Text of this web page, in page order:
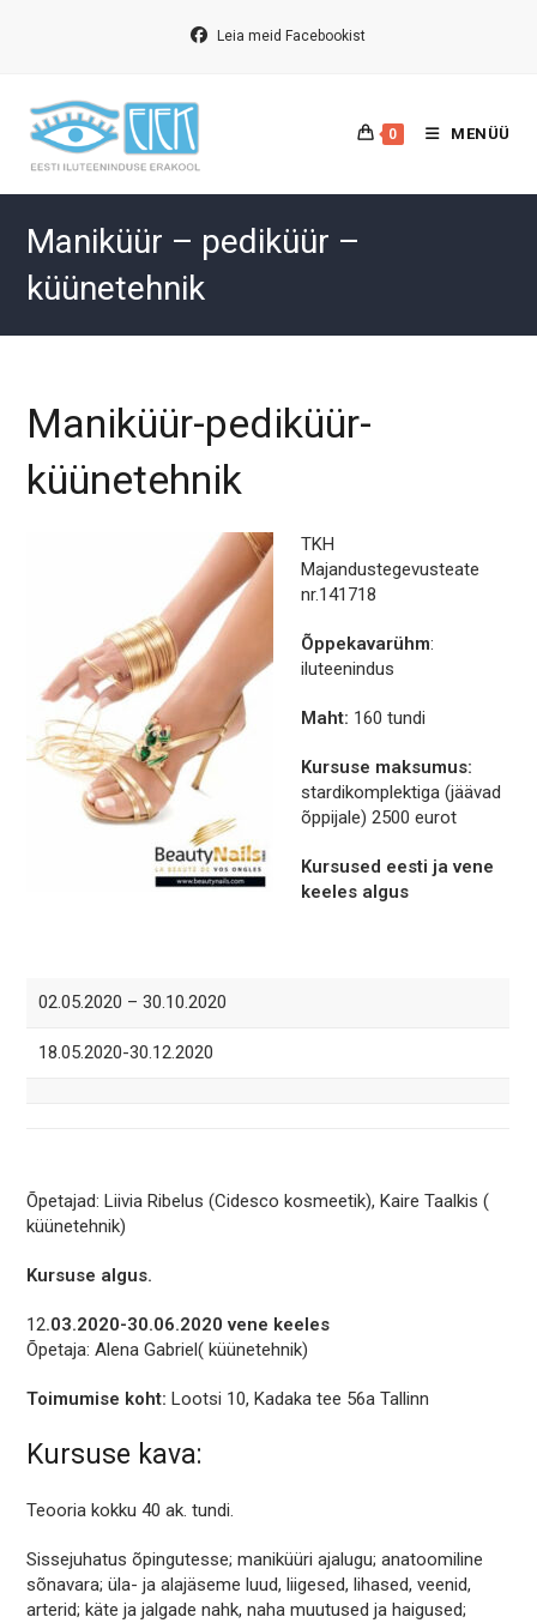
Leia meid Facebookist
0 MENÜÜ
Maniküür – pediküür –
küünetehnik
Maniküür-pediküür-
küünetehnik
TKH
Majandustegevusteate
nr.141718
Õppekavarühm:
iluteenindus
Maht: 160 tundi
Kursuse maksumus:
stardikomplektiga (jäävad
õppijale) 2500 eurot
Kursused eesti ja vene
keeles algus
02.05.2020 – 30.10.2020
18.05.2020-30.12.2020
Õpetajad: Liivia Ribelus (Cidesco kosmeetik), Kaire Taalkis (
küünetehnik)
Kursuse algus.
12.03.2020-30.06.2020 vene keeles
Õpetaja: Alena Gabriel( küünetehnik)
Toimumise koht: Lootsi 10, Kadaka tee 56a Tallinn
Kursuse kava:
Teooria kokku 40 ak. tundi.
Sissejuhatus õpingutesse; maniküüri ajalugu; anatoomiline
sõnavara; üla- ja alajäseme luud, liigesed, lihased, veenid,
arterid; käte ja jalgade nahk, naha muutused ja haigused;